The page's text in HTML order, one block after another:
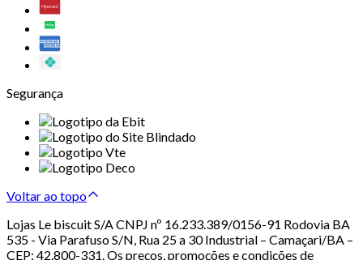
Segurança
Voltar ao topo
Lojas Le biscuit S/A CNPJ nº 16.233.389/0156-91 Rodovia BA
535 - Via Parafuso S/N, Rua 25 a 30 Industrial – Camaçari/BA –
CEP: 42.800-331. Os preços, promoções e condições de